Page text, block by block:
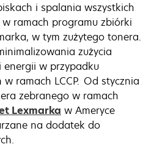
i spalania wszystkich
ramach programu zbiórki
w tym zużytego tonera.
zużycia
w przypadku
ramach LCCP. Od stycznia
zebranego w ramach
Lexmarka w Ameryce
na dodatek do